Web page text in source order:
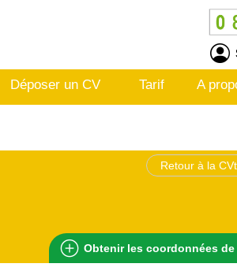
Déposer un CV Tarif A
Retour à la
Obtenir les coordonnées de